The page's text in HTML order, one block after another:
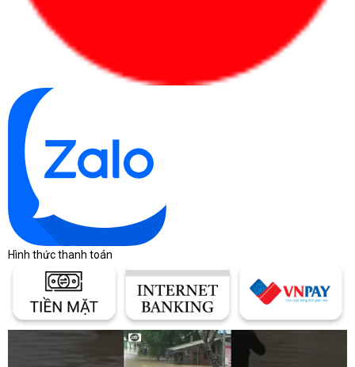
Hình thức thanh toán